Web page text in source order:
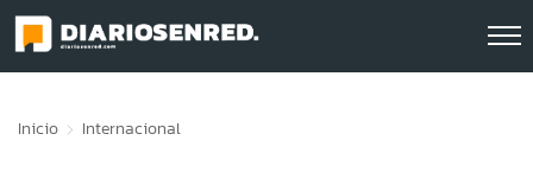
Inicio Internacional